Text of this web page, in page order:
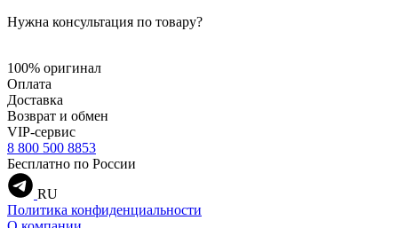
Нужна консультация по товару?
100% оригинал
Оплата
Доставка
Возврат и обмен
VIP-сервис
8 800 500 8853
Бесплатно по России
RU
Политика конфиденциальности